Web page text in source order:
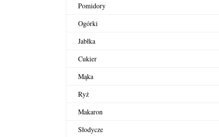
Pomidory
Ogórki
Jabłka
Cukier
Mąka
Ryż
Makaron
Słodycze